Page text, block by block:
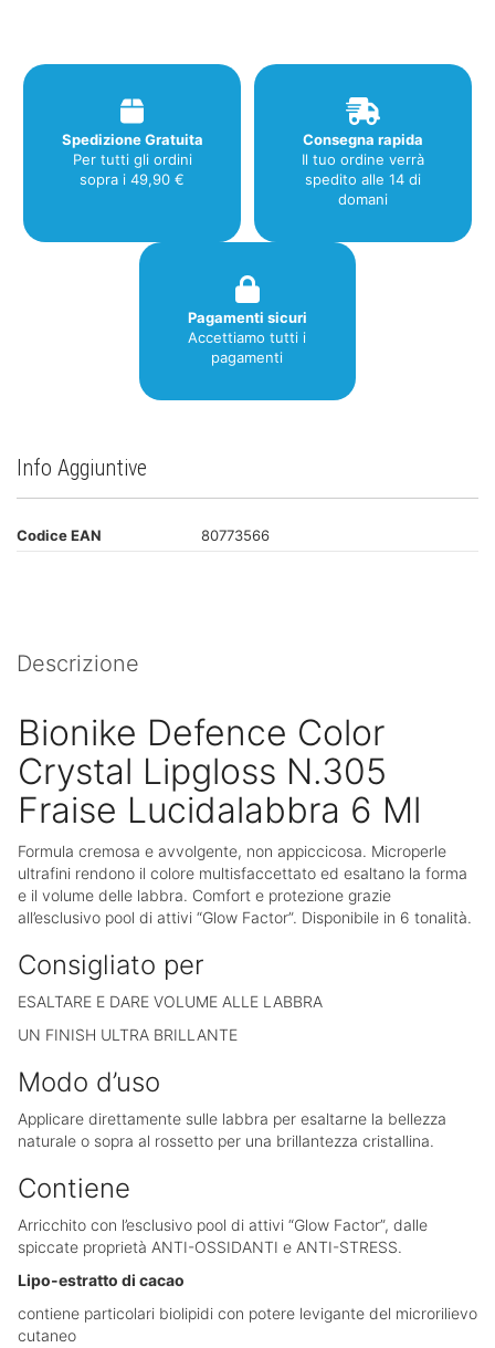
Spedizione Gratuita
Per tutti gli ordini
sopra i 49,90 €
Consegna rapida
Il tuo ordine verrà
spedito alle 14 di
domani
Pagamenti sicuri
Accettiamo tutti i
pagamenti
Info Aggiuntive
Codice EAN 80773566
Descrizione
Bionike Defence Color
Crystal Lipgloss N.305
Fraise Lucidalabbra 6 Ml
Formula cremosa e avvolgente, non appiccicosa. Microperle
ultrafini rendono il colore multisfaccettato ed esaltano la forma
e il volume delle labbra. Comfort e protezione grazie
all’esclusivo pool di attivi “Glow Factor”. Disponibile in 6 tonalità.
Consigliato per
ESALTARE E DARE VOLUME ALLE LABBRA
UN FINISH ULTRA BRILLANTE
Modo d’uso
Applicare direttamente sulle labbra per esaltarne la bellezza
naturale o sopra al rossetto per una brillantezza cristallina.
Contiene
Arricchito con l’esclusivo pool di attivi “Glow Factor”, dalle
spiccate proprietà ANTI-OSSIDANTI e ANTI-STRESS.
Lipo-estratto di cacao
contiene particolari biolipidi con potere levigante del microrilievo
cutaneo